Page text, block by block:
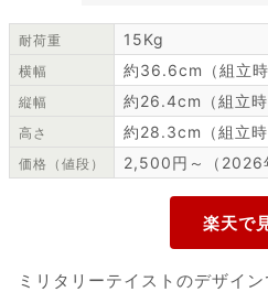
耐荷重 15Kg
横幅 約36.6cm（組立時
縦幅 約26.4cm（組立時
高さ 約28.3cm（組立
価格（値段） 2,500円～（2026
ミリタリーテイストのデザイ